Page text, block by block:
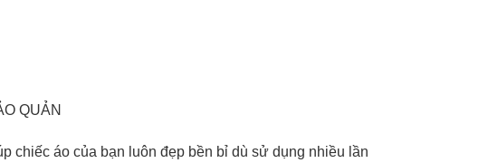
QUẢN
chiếc áo của bạn luôn đẹp bền bỉ dù sử dụng nhiều lần